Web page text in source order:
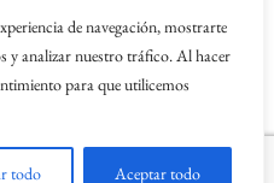
de navegación, mostrarte
y analizar nuestro tráfico. Al hacer
para que utilicemos
todo Aceptar todo
Dagné Pupo © 2026